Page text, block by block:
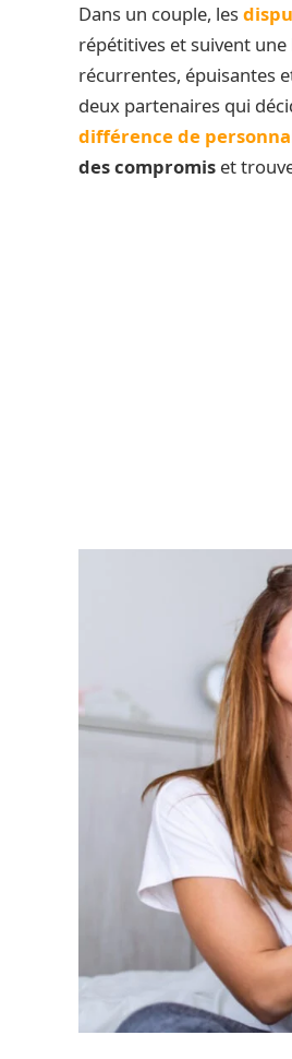
Dans un couple, les
répétitives et suivent une
récurrentes, épuisantes
deux partenaires qui
différence de
des compromis et